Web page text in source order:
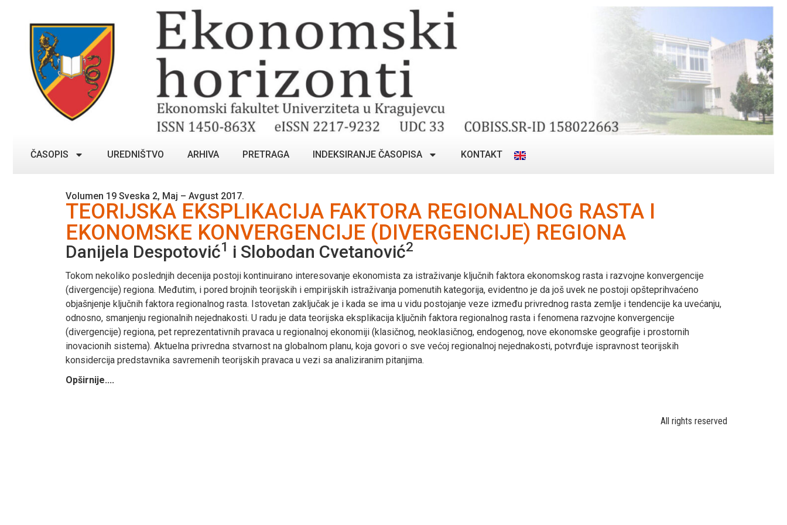
ČASOPIS UREDNIŠTVO ARHIVA PRETRAGA INDEKSIRANJE ČASOPISA KONTAKT
Volumen 19 Sveska 2, Maj – Avgust 2017.
TEORIJSKA EKSPLIKACIJA FAKTORA REGIONALNOG RASTA I
EKONOMSKE KONVERGENCIJE (DIVERGENCIJE) REGIONA
Danijela Despotović1 i Slobodan Cvetanović2
Tokom nekoliko poslednjih decenija postoji kontinuirano interesovanje ekonomista za istraživanje ključnih faktora ekonomskog rasta i razvojne konvergencije
(divergencije) regiona. Međutim, i pored brojnih teorijskih i empirijskih istraživanja pomenutih kategorija, evidentno je da još uvek ne postoji opšteprihvaćeno
objašnjenje ključnih faktora regionalnog rasta. Istovetan zaključak je i kada se ima u vidu postojanje veze između privrednog rasta zemlje i tendencije ka uvećanju,
odnosno, smanjenju regionalnih nejednakosti. U radu je data teorijska eksplikacija ključnih faktora regionalnog rasta i fenomena razvojne konvergencije
(divergencije) regiona, pet reprezentativnih pravaca u regionalnoj ekonomiji (klasičnog, neoklasičnog, endogenog, nove ekonomske geografije i prostornih
inovacionih sistema). Aktuelna privredna stvarnost na globalnom planu, koja govori o sve većoj regionalnoj nejednakosti, potvrđuje ispravnost teorijskih
konsidercija predstavnika savremenih teorijskih pravaca u vezi sa analiziranim pitanjima.
Opširnije....
All rights reserved